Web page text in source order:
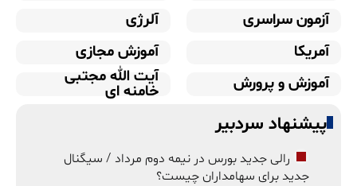
آزمون سراسری
آلرژی
آمریکا
آموزش مجازی
آموزش و پرورش
آیت الله مجتبی
خامنه ای
پیشنهاد سردبیر
رالی جدید بورس در نیمه دوم مرداد / سیگنال
جدید برای سهامداران چیست؟